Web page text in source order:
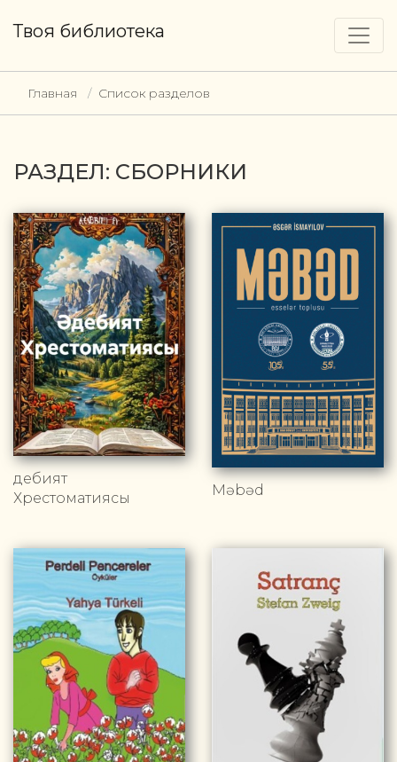
Твоя библиотека
Главная Список разделов
РАЗДЕЛ: СБОРНИКИ
Әдебият
Хрестоматиясы
Məbəd